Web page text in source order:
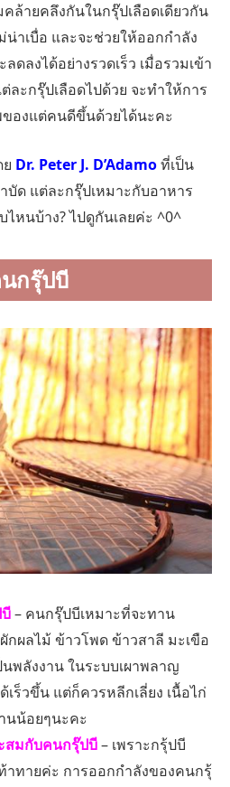
ล้ายคลึงกันในกรุ๊ปเลือดเดียวกัน
าเบื่อ และจะช่วยให้ออกกำลัง
ดลงได้อย่างรวดเร็ว เมื่อรวมเข้า
ะกรุ๊ปเลือดไปด้วย จะทำให้การ
องแต่คนดีขึ้นด้วยได้นะคะ
Dr. Peter J. D’Adamoที่เป็น
บัด แต่ละกรุ๊ปเหมาะกับอาหาร
หนบ้าง? ไปดูกันเลยค่ะ ^0^
กรุ๊ปบี
– คนกรุ๊ปบีเหมาะที่จะทาน
ผลไม้ ข้าวโพด ข้าวสาลี มะเขือ
นพลังงาน ในระบบเผาพลาญ
ร็วขึ้น แต่ก็ควรหลีกเลี่ยง เนื้อไก่
นน้อยๆนะคะ
สมกับคนกรุ๊ปบี– เพราะกรุ้ปบี
ทายค่ะ การออกกำลังของคนกรุ้